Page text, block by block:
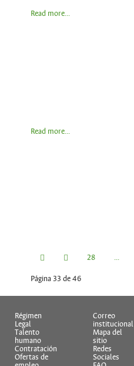
Read more...
Read more...
28 ...
Página 33 de 46
Régimen
Legal
Talento
humano
Contratación
Ofertas de
Correo
institucional
Mapa del
sitio
Redes
Sociales